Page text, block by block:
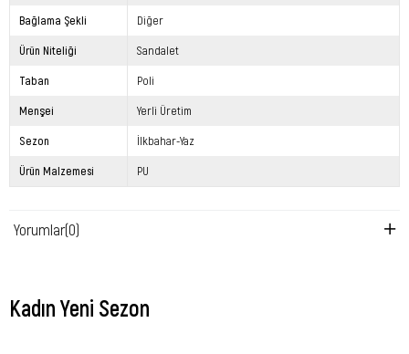
Bağlama Şekli Diğer
Ürün Niteliği Sandalet
Taban Poli
Menşei Yerli Üretim
Sezon İlkbahar-Yaz
Ürün Malzemesi PU
Yorumlar(0)
Kadın Yeni Sezon